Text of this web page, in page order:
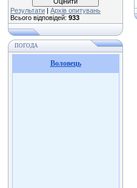
Результати | Архів опитувань
Всього відповідей: 933
ПОГОДА
Воловець